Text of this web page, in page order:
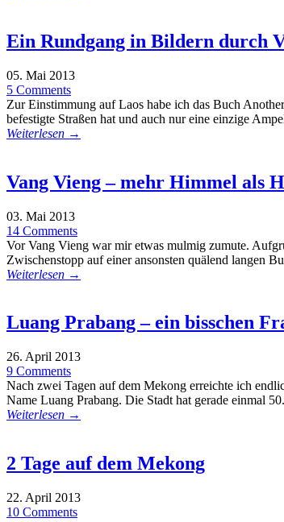
Ein Rundgang in Bildern durch
05. Mai 2013
5 Comments
Zur Einstimmung auf Laos habe ich das Buch
befestigte Straßen hat und auch nur eine einzige
Weiterlesen →
Vang Vieng – mehr Himmel als
03. Mai 2013
14 Comments
Vor Vang Vieng war mir etwas mulmig zumute.
Zwischenstopp auf einer ansonsten quälend langen
Weiterlesen →
Luang Prabang – ein bisschen
26. April 2013
9 Comments
Nach zwei Tagen auf dem Mekong erreichte ich
Name Luang Prabang. Die Stadt hat gerade einmal
Weiterlesen →
2 Tage auf dem Mekong
22. April 2013
10 Comments